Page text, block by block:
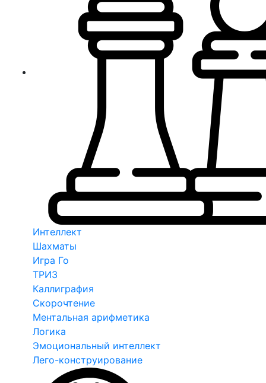
Интеллект
Шахматы
Игра Го
ТРИЗ
Каллиграфия
Скорочтение
Ментальная арифметика
Логика
Эмоциональный интеллект
Лего-конструирование